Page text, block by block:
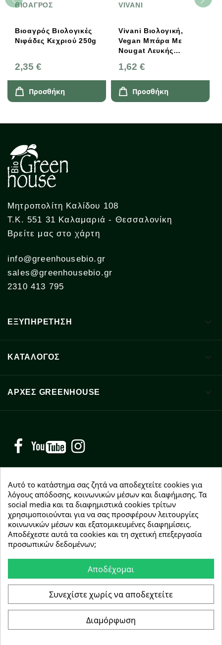
ΒΙΟΑΓΡΟΣ
Βιοαγρός Βιολογικές
Νιφάδες Κεχριού 250g
2,35 €
Προσθήκη
VIVANI
Vivani Βιολογική,
Vegan Μπάρα Με
Nougat Λευκής
1,62 €
Προσθήκη
Μητροπολίτη Καλίδου 108
Τ.Κ. 551 31 Καλαμαριά - Θεσσαλονίκη
Βρείτε μας στο χάρτη
info@greenhousebio.gr
sales@greenhousebio.gr
2310 413 795
ΕΞΥΠΗΡΕΤΗΣΗ 
ΚΑΤΑΛΟΓΟΣ 
ΑΡΧΈΣ GREENHOUSE 
Facebook YouTube
NEWSLETTER
Εγγραφείτε δωρεάν και θα είστε οι πρώτοι που θα
λάβετε τα νέα μας γύρω από προσφορές, εκπτώσεις
και νέα προϊόντα.
Συμφωνώ με τουςόρους χρήσης
Copyright © 2026 Greenhousebio
Αυτό το κατάστημα σας ζητά να αποδεχτείτε cookies για
λόγους απόδοσης, κοινωνικών μέσων και διαφήμισης. Τα
social media και τα διαφημιστικά cookies τρίτων
χρησιμοποιούνται για να σας προσφέρουν λειτουργίες
κοινωνικών μέσων και εξατομικευμένες διαφημίσεις.
Αποδέχεστε αυτά τα cookies και τη σχετική επεξεργασία
προσωπικών δεδομένων;
Αποδέχομαι
Συνεχίστε χωρίς να αποδεχτείτε
Διαμόρφωση